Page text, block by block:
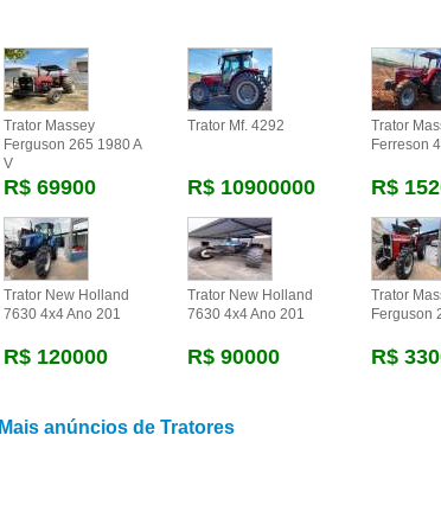
Trator Massey
Ferguson 265 1980 A
V
R$ 69900
Trator Mf. 4292
R$ 10900000
Trator
Ferreson
R$
Trator New Holland
7630 4x4 Ano 201
R$ 120000
Trator New Holland
7630 4x4 Ano 201
R$ 90000
Trator
Ferguson
R$
Mais anúncios de Tratores